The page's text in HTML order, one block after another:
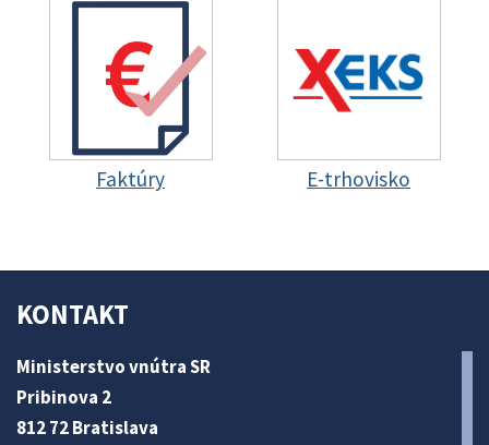
Faktúry E-trhovisko
KONTAKT
Ministerstvo vnútra SR
Pribinova 2
812 72 Bratislava